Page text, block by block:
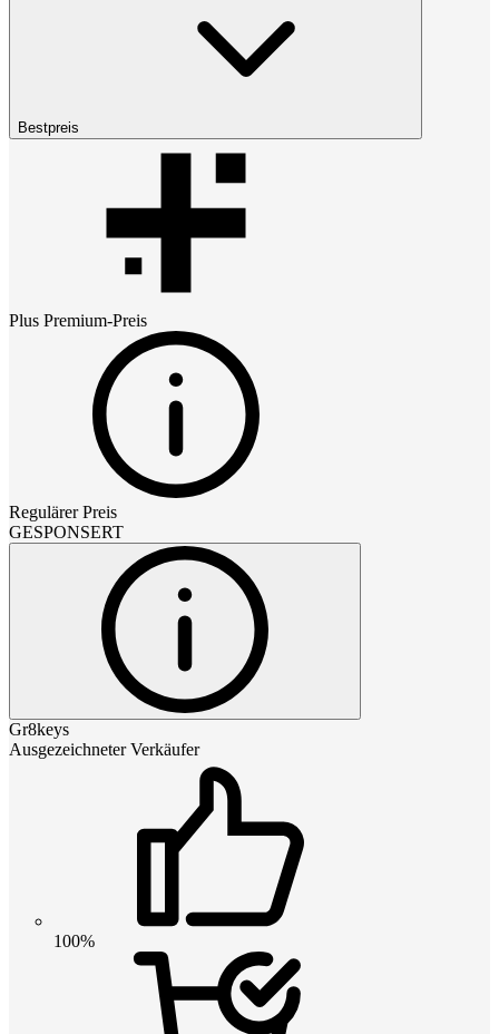
Bestpreis
Plus Premium-Preis
Regulärer Preis
GESPONSERT
Gr8keys
Ausgezeichneter Verkäufer
100%